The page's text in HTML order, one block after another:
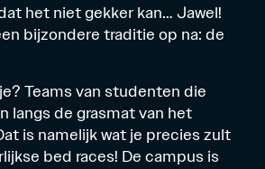
het niet gekker kan… Jawel!
bijzondere traditie op na: de
Teams van studenten die
langs de grasmat van het
is namelijk wat je precies zult
bed races! De campus is